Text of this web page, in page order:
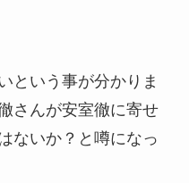
という事が分かりま
さんが安室徹に寄せ
ないか？と噂になっ